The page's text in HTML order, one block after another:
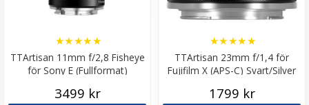
TTArtisan 11mm f/2,8 Fisheye
för Sony E (Fullformat)
★★★★★
3499 kr
TTArtisan 23mm f/1,4 för
Fujifilm X (APS-C) Svart/Silver
★★★★★
1799 kr